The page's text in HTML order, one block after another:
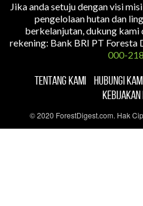
Jika anda setuju dengan visi
pengelolaan hutan dan
berkelanjutan, dukung kami
rekening: Bank BRI PT Foresta
000-
TENTANG KAMI HUBUNGI
KEBIJAKAN
© 2020 ForestDigest.com. Hak